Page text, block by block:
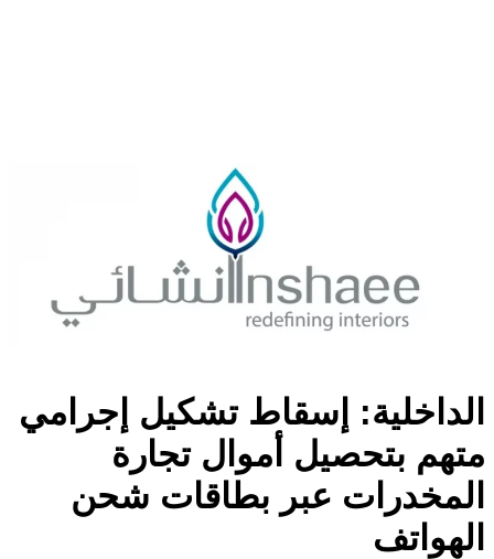
الداخلية: إسقاط تشكيل إجرامي
متهم بتحصيل أموال تجارة
المخدرات عبر بطاقات شحن
الهواتف